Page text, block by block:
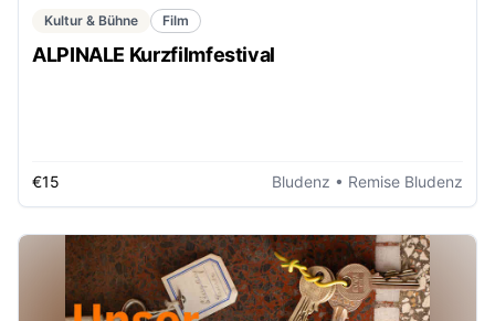
Kultur & Bühne
Film
ALPINALE Kurzfilmfestival
€15 Bludenz • Remise Bludenz